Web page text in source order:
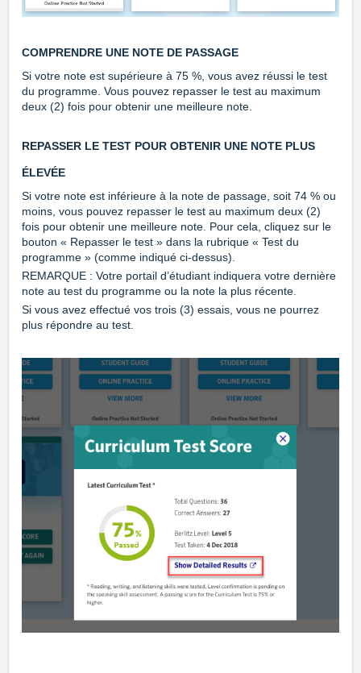
COMPRENDRE UNE NOTE DE PASSAGE
Si votre note est supérieure à 75 %, vous avez réussi le test
du programme. Vous pouvez repasser le test au maximum
deux (2) fois pour obtenir une meilleure note.
REPASSER LE TEST POUR OBTENIR UNE NOTE PLUS
ÉLEVÉE
Si votre note est inférieure à la note de passage, soit 74 % ou
moins, vous pouvez repasser le test au maximum deux (2)
fois pour obtenir une meilleure note. Pour cela, cliquez sur le
bouton « Repasser le test » dans la rubrique « Test du
programme » (comme indiqué ci-dessus).
REMARQUE : Votre portail d’étudiant indiquera votre dernière
note au test du programme ou la note la plus récente.
Si vous avez effectué vos trois (3) essais, vous ne pourrez
plus répondre au test.